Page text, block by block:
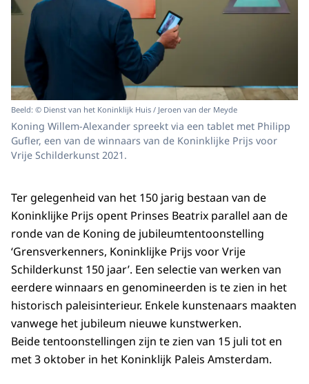
Beeld: © Dienst van het Koninklijk Huis / Jeroen van der Meyde
Koning Willem-Alexander spreekt via een tablet met Philipp
Gufler, een van de winnaars van de Koninklijke Prijs voor
Vrije Schilderkunst 2021.
Ter gelegenheid van het 150 jarig bestaan van de
Koninklijke Prijs opent Prinses Beatrix parallel aan de
ronde van de Koning de jubileumtentoonstelling
‘Grensverkenners, Koninklijke Prijs voor Vrije
Schilderkunst 150 jaar’. Een selectie van werken van
eerdere winnaars en genomineerden is te zien in het
historisch paleisinterieur. Enkele kunstenaars maakten
vanwege het jubileum nieuwe kunstwerken.
Beide tentoonstellingen zijn te zien van 15 juli tot en
met 3 oktober in het Koninklijk Paleis Amsterdam.